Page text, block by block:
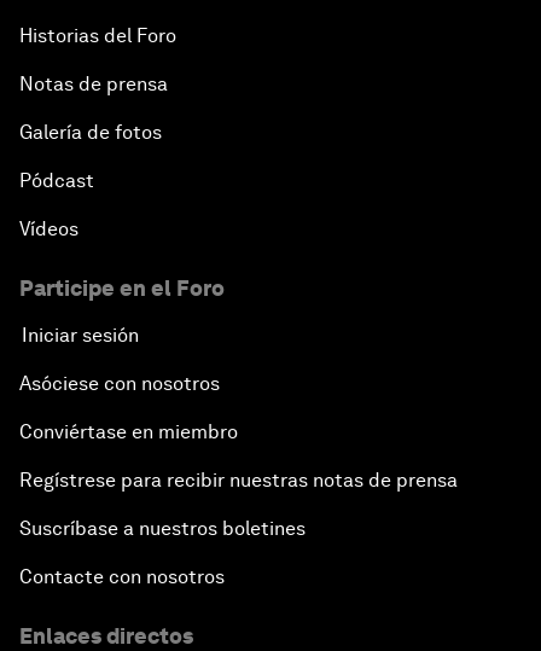
Historias del Foro
Notas de prensa
Galería de fotos
Pódcast
Vídeos
Participe en el Foro
Iniciar sesión
Asóciese con nosotros
Conviértase en miembro
Regístrese para recibir nuestras notas de prensa
Suscríbase a nuestros boletines
Contacte con nosotros
Enlaces directos